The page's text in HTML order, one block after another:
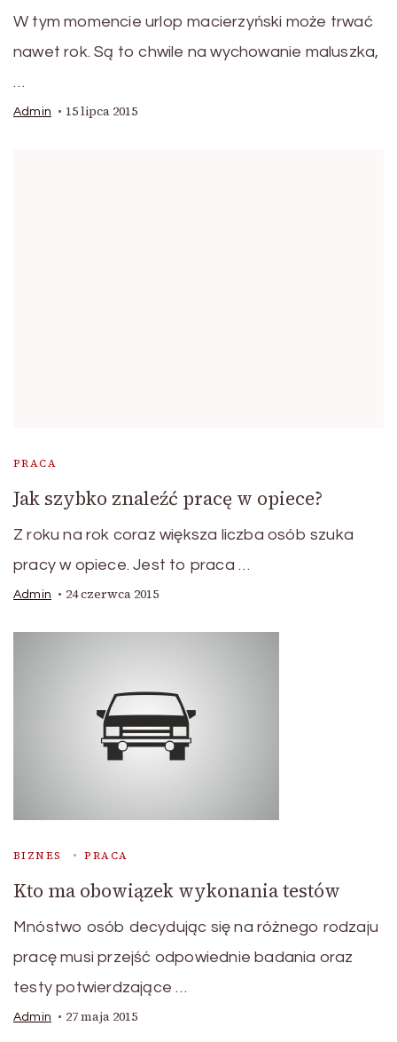
W tym momencie urlop macierzyński może trwać
nawet rok. Są to chwile na wychowanie maluszka,
…
Admin 15 lipca 2015
PRACA
Jak szybko znaleźć pracę w opiece?
Z roku na rok coraz większa liczba osób szuka
pracy w opiece. Jest to praca …
Admin 24 czerwca 2015
BIZNES PRACA
Kto ma obowiązek wykonania testów
Mnóstwo osób decydując się na różnego rodzaju
pracę musi przejść odpowiednie badania oraz
testy potwierdzające …
Admin 27 maja 2015